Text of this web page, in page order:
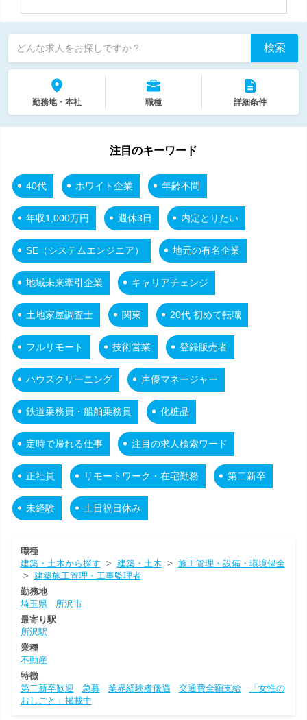
どんな求人をお探しですか？ 検索
勤務地・本社 職種 詳細条件
注目のキーワード
40代 ホワイト企業 年齢不問
年収1,000万円 週休3日 内定とりたい
SE（システムエンジニア） 地元の有名企業
地域未来牽引企業 キャリアチェンジ
土地家屋調査士 関東 20代 初めて転職
フルリモート 技術営業 登録販売者
ハウスクリーニング 声優マネージャー
鉄道乗務員・船舶乗務員 化粧品
定時で帰れる仕事 注目の求人検索ワード
正社員 リモートワーク・在宅勤務 第二新卒
未経験 土日祝日休み
職種
建築・土木から探す > 建築・土木 > 施工管理・設備・環境保全
> 建築施工管理・工事監理者
勤務地
埼玉県
所沢市
最寄り駅
所沢駅
業種
不動産
特徴
第二新卒歓迎
急募 業界経験者優遇 交通費全額支給
「女性の
おしごと」掲載中